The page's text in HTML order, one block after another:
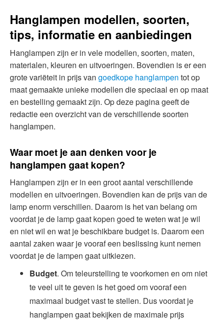
Hanglampen modellen, soorten,
tips, informatie en aanbiedingen
Hanglampen zijn er in vele modellen, soorten, maten,
materialen, kleuren en uitvoeringen. Bovendien is er een
grote variëteit in prijs van goedkope hanglampen tot op
maat gemaakte unieke modellen die speciaal en op maat
en bestelling gemaakt zijn. Op deze pagina geeft de
redactie een overzicht van de verschillende soorten
hanglampen.
Waar moet je aan denken voor je
hanglampen gaat kopen?
Hanglampen zijn er in een groot aantal verschillende
modellen en uitvoeringen. Bovendien kan de prijs van de
lamp enorm verschillen. Daarom is het van belang om
voordat je de lamp gaat kopen goed te weten wat je wil
en niet wil en wat je beschikbare budget is. Daarom een
aantal zaken waar je vooraf een beslissing kunt nemen
voordat je de lampen gaat uitkiezen.
Budget. Om teleurstelling te voorkomen en om niet
te veel uit te geven is het goed om vooraf een
maximaal budget vast te stellen. Dus voordat je
hanglampen gaat bekijken de maximale prijs